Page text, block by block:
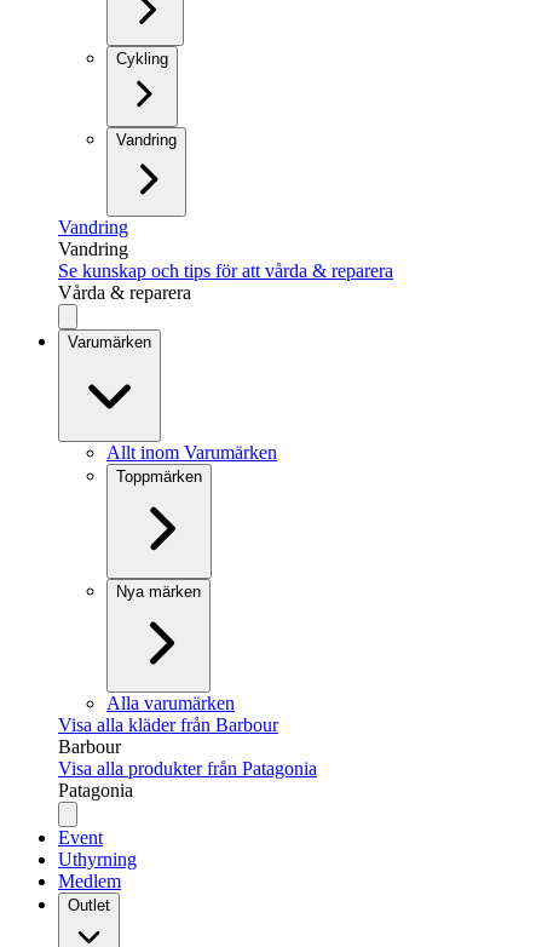
Cykling
Vandring
Vandring
Vandring
Se kunskap och tips för att vårda & reparera
Vårda & reparera
Varumärken
Allt inom Varumärken
Toppmärken
Nya märken
Alla varumärken
Visa alla kläder från Barbour
Barbour
Visa alla produkter från Patagonia
Patagonia
Event
Uthyrning
Medlem
Outlet